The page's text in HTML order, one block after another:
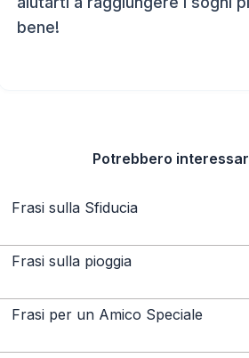
bene!
Potrebbero
Frasi sulla Sfiducia
Frasi sulla pioggia
Frasi per un Amico Speciale